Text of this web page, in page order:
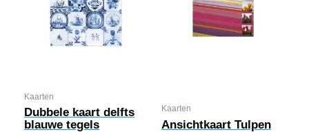
Kaarten
Dubbele kaart delfts
blauwe tegels
Kaarten
Ansichtkaart Tulpen